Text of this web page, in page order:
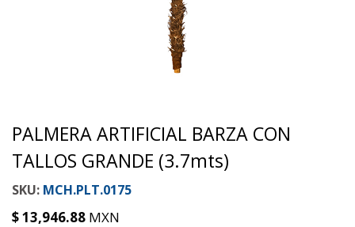
PALMERA ARTIFICIAL BARZA CON
TALLOS GRANDE (3.7mts)
MCH.PLT.0175
$13,946.88 MXN